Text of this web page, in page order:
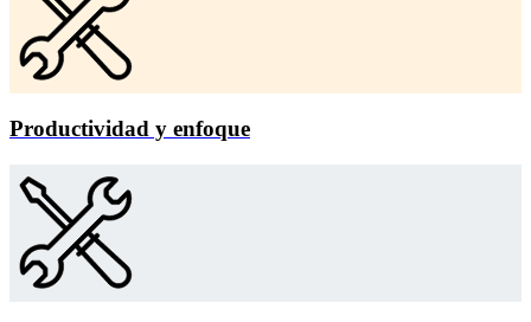
Productividad y enfoque